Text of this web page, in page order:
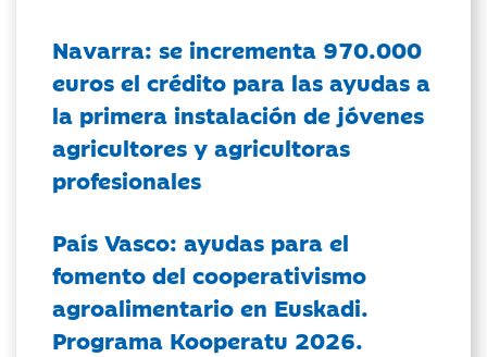
Navarra: se incrementa 970.000
euros el crédito para las ayudas a
la primera instalación de jóvenes
agricultores y agricultoras
profesionales
País Vasco: ayudas para el
fomento del cooperativismo
agroalimentario en Euskadi.
Programa Kooperatu 2026.